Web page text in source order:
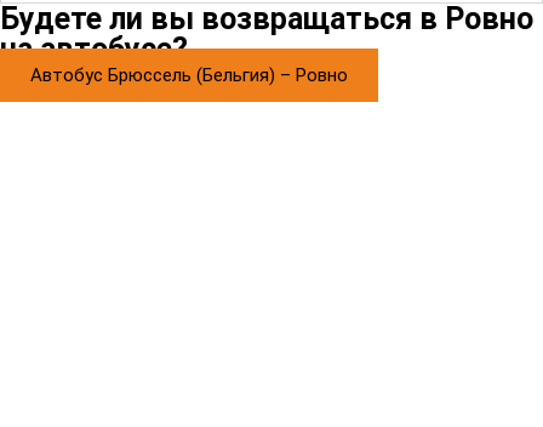
Будете ли вы возвращаться в Ровно
на автобусе?
Автобус Брюссель (Бельгия) – Ровно